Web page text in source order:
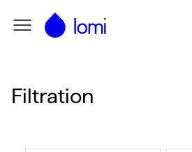
Filtration